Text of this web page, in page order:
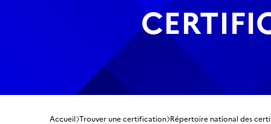
Accueil Trouver une certification Répertoire national des